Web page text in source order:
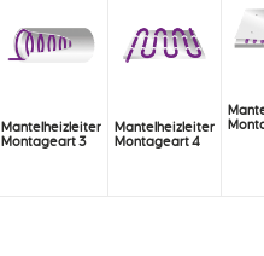
Mantelheizleiter
Montageart 3
Mantelheizleiter
Montageart 4